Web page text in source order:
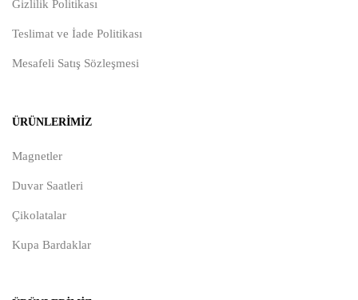
Gizlilik Politikası
Teslimat ve İade Politikası
Mesafeli Satış Sözleşmesi
ÜRÜNLERIMIZ
Magnetler
Duvar Saatleri
Çikolatalar
Kupa Bardaklar